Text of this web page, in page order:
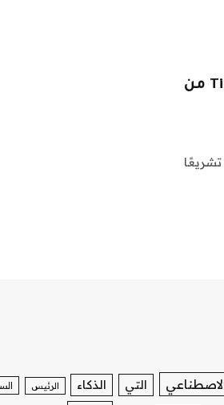
يعاني عمال سنغافورة في شركة ByteDance المالكة لـ TikTok من
التي الذكاء الرئيس